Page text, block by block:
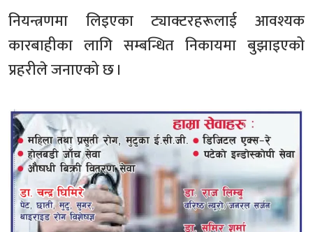
नियन्त्रणमा लिइएका ट्याक्टरहरूलाई आवश्यक
कारबाहीका लागि सम्बन्धित निकायमा बुझाइएको
प्रहरीले जनाएको छ ।